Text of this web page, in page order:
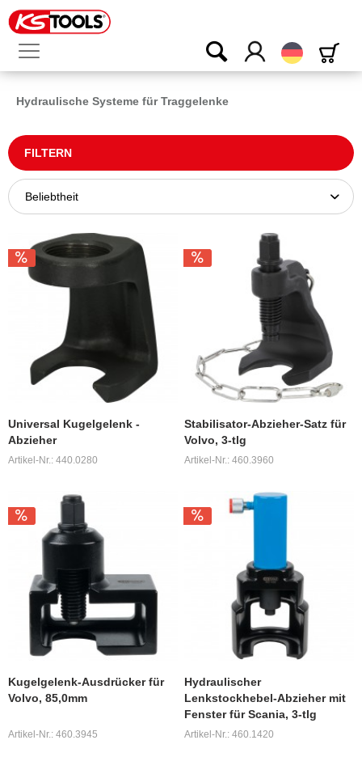
Deutsch
Hydraulische Systeme für Traggelenke
FILTERN
Universal Kugelgelenk -
Abzieher
Artikel-Nr.: 440.0280
Stabilisator-Abzieher-Satz für
Volvo, 3-tlg
Artikel-Nr.: 460.3960
Kugelgelenk-Ausdrücker für
Volvo, 85,0mm
Artikel-Nr.: 460.3945
Hydraulischer
Lenkstockhebel-Abzieher mit
Fenster für Scania, 3-tlg
Artikel-Nr.: 460.1420